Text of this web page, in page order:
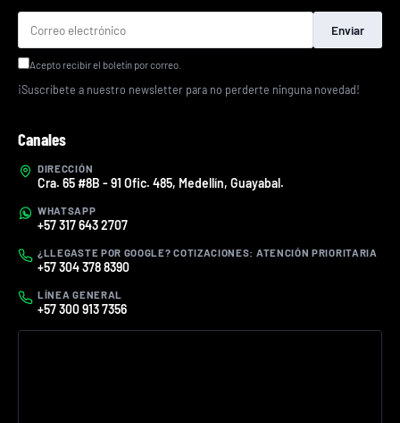
Enviar
Acepto recibir el boletín por correo.
¡Suscríbete a nuestro newsletter para no perderte ninguna novedad!
Canales
DIRECCIÓN
Cra. 65 #8B - 91 Ofic. 485, Medellín, Guayabal.
WHATSAPP
+57 317 643 2707
¿LLEGASTE POR GOOGLE? COTIZACIONES: ATENCIÓN PRIORITARIA
+57 304 378 8390
LÍNEA GENERAL
+57 300 913 7356